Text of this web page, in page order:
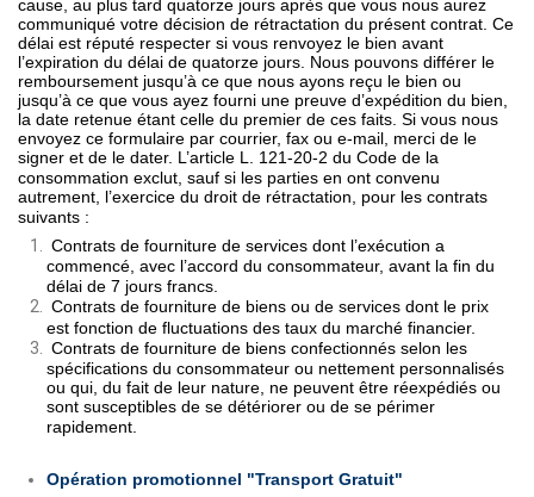
cause, au plus tard quatorze jours après que vous nous aurez
communiqué votre décision de rétractation du présent contrat. Ce
délai est réputé respecter si vous renvoyez le bien avant
l’expiration du délai de quatorze jours. Nous pouvons différer le
remboursement jusqu’à ce que nous ayons reçu le bien ou
jusqu’à ce que vous ayez fourni une preuve d’expédition du bien,
la date retenue étant celle du premier de ces faits. Si vous nous
envoyez ce formulaire par courrier, fax ou e-mail, merci de le
signer et de le dater. L’article L. 121-20-2 du Code de la
consommation exclut, sauf si les parties en ont convenu
autrement, l’exercice du droit de rétractation, pour les contrats
suivants :
Contrats de fourniture de services dont l’exécution a
commencé, avec l’accord du consommateur, avant la fin du
délai de 7 jours francs.
Contrats de fourniture de biens ou de services dont le prix
est fonction de fluctuations des taux du marché financier.
Contrats de fourniture de biens confectionnés selon les
spécifications du consommateur ou nettement personnalisés
ou qui, du fait de leur nature, ne peuvent être réexpédiés ou
sont susceptibles de se détériorer ou de se périmer
rapidement.
Opération promotionnel "Transport Gratuit"